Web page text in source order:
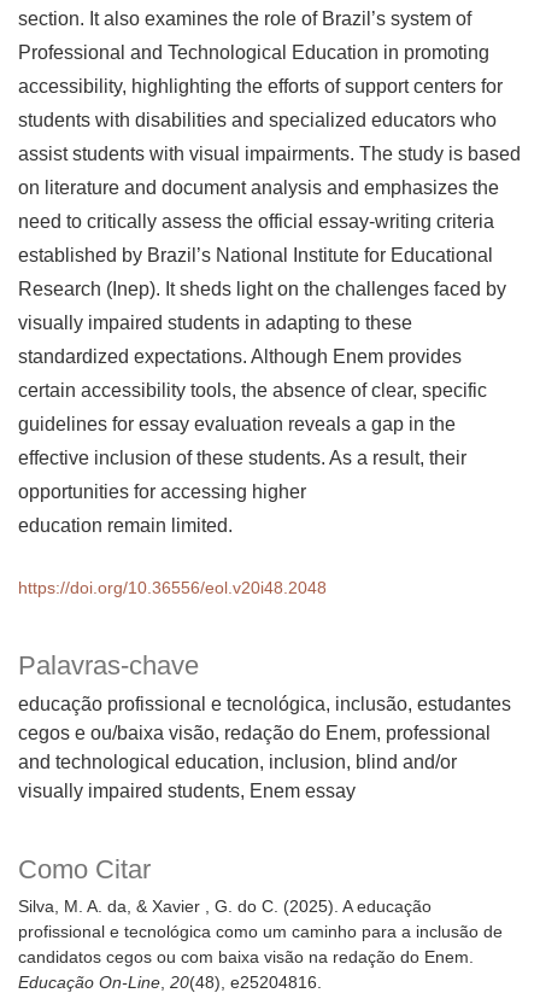
Palavras-chave
educação profissional e tecnológica, inclusão, estudantes
cegos e ou/baixa visão, redação do Enem professional
and technological education, inclusion, blind and/or
visually impaired students, Enem essay
Como Citar
Silva, M. A. da, & Xavier , G. do C. (2025). A educação
profissional e tecnológica como um caminho para a inclusão de
candidatos cegos ou com baixa visão na redação do Enem.
Educação On-Line, 20(48), e25204816.
section. It also examines the role of Brazil’s system of
Professional and Technological Education in promoting
accessibility, highlighting the efforts of support centers for
students with disabilities and specialized educators who
assist students with visual impairments. The study is based
on literature and document analysis and emphasizes the
need to critically assess the official essay-writing criteria
established by Brazil’s National Institute for Educational
Research (Inep). It sheds light on the challenges faced by
visually impaired students in adapting to these
standardized expectations. Although Enem provides
certain accessibility tools, the absence of clear, specific
guidelines for essay evaluation reveals a gap in the
effective inclusion of these students. As a result, their
opportunities for accessing higher
education remain limited.
https://doi.org/10.36556/eol.v20i48.2048